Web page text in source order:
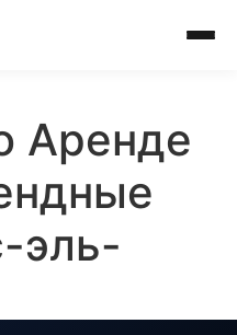
Аренде
эль-